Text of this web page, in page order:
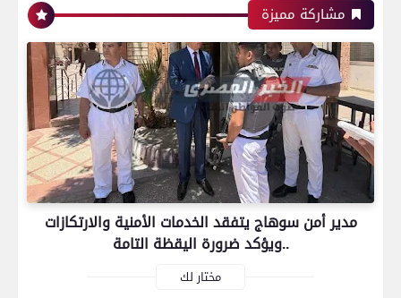
مشاركة مميزة
مدير أمن سوهاج يتفقد الخدمات الأمنية والارتكازات
..ويؤكد ضرورة اليقظة التامة
مختار لك